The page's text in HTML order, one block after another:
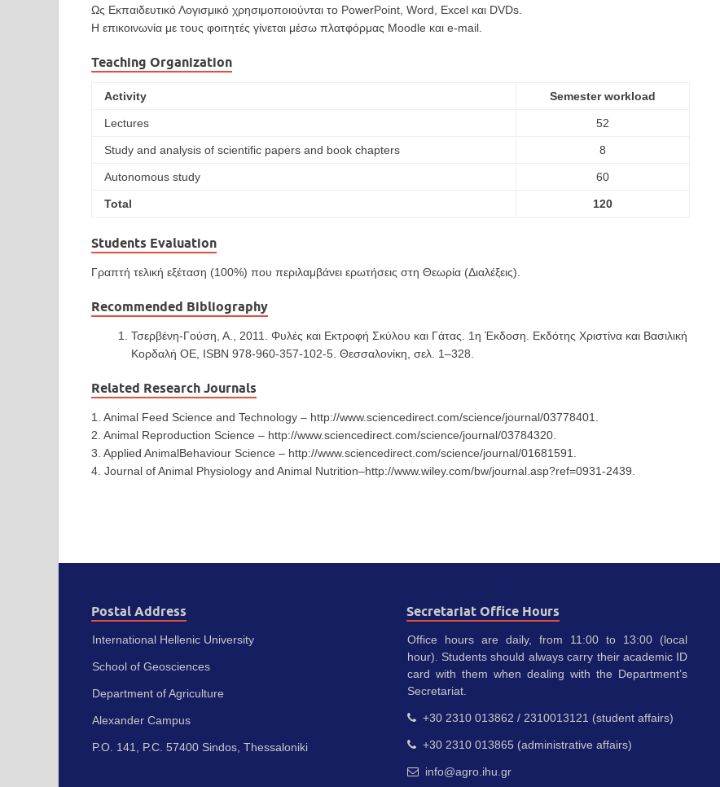
Ως Εκπαιδευτικό Λογισμικό χρησιμοποιoύνται το PowerPoint, Word, Excel και DVDs.
Η επικοινωνία με τους φοιτητές γίνεται μέσω πλατφόρμας Moodle και e-mail.
Teaching Organization
Activity Semester workload
Lectures 52
Study and analysis of scientific papers and book chapters 8
Autonomous study 60
Total 120
Students Evaluation
Γραπτή τελική εξέταση (100%) που περιλαμβάνει ερωτήσεις στη Θεωρία (Διαλέξεις).
Recommended Bibliography
Τσερβένη-Γούση, Α., 2011. Φυλές και Εκτροφή Σκύλου και Γάτας. 1η Έκδοση. Εκδότης Χριστίνα και Βασιλική
Κορδαλή ΟΕ, ISBN 978-960-357-102-5. Θεσσαλονίκη, σελ. 1–328.
Related Research Journals
1. Animal Feed Science and Technology – http://www.sciencedirect.com/science/journal/03778401.
2. Animal Reproduction Science – http://www.sciencedirect.com/science/journal/03784320.
3. Applied AnimalBehaviour Science – http://www.sciencedirect.com/science/journal/01681591.
4. Journal of Animal Physiology and Animal Nutrition–http://www.wiley.com/bw/journal.asp?ref=0931-2439.
Postal Address
International Hellenic University
School of Geosciences
Department of Agriculture
Alexander Campus
P.O. 141, P.C. 57400 Sindos, Thessaloniki
Secretariat Office Hours
Office hours are daily, from 11:00 to 13:00 (local
hour). Students should always carry their academic ID
card with them when dealing with the Department’s
Secretariat.
+30 2310 013862 / 2310013121 (student affairs)
+30 2310 013865 (administrative affairs)
info@agro.ihu.gr